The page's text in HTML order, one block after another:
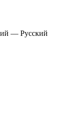
— Русский